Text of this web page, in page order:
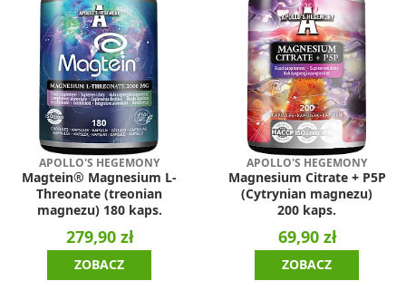
APOLLO'S HEGEMONY
Magtein® Magnesium L-
Threonate (treonian
magnezu) 180 kaps.
279,90 zł
ZOBACZ
APOLLO'S HEGEMONY
Magnesium Citrate + P5P
(Cytrynian magnezu)
200 kaps.
69,90 zł
ZOBACZ